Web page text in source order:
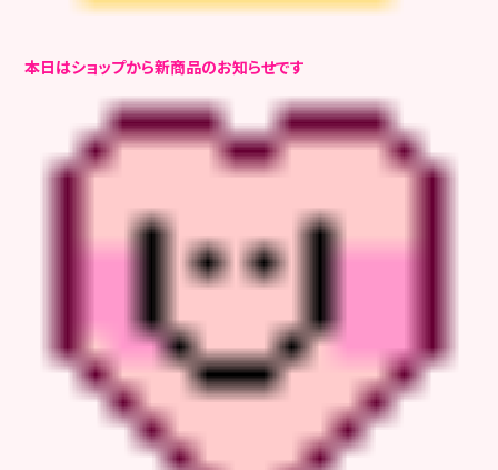
本日はショップから新商品のお知らせです